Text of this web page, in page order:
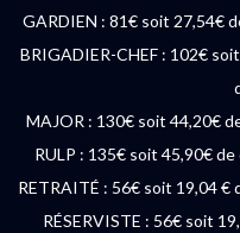
GARDIEN : 81€ soit 27,54€
BRIGADIER-CHEF : 102€
MAJOR : 130€ soit 44,20€
RULP : 135€ soit 45,90€
RETRAITÉ : 56€ soit 19,04 €
RÉSERVISTE : 56€ soit